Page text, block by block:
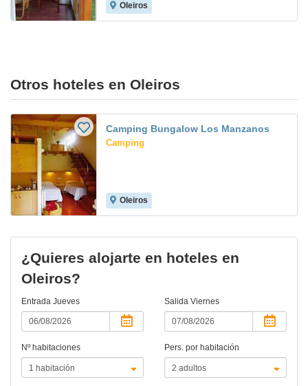
Oleiros
Otros hoteles en Oleiros
Camping Bungalow Los Manzanos
Camping
Oleiros
¿Quieres alojarte en hoteles en
Oleiros?
Entrada Jueves Salida Viernes
Nº habitaciones Pers. por habitación